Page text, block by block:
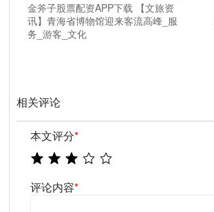
金斧子股票配资APP下载 【文旅资
讯】青海省博物馆迎来客流高峰_服
务_游客_文化
相关评论
本文评分*
评论内容*